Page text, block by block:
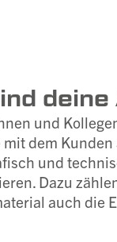
und
dem
und
Dazu
auch die